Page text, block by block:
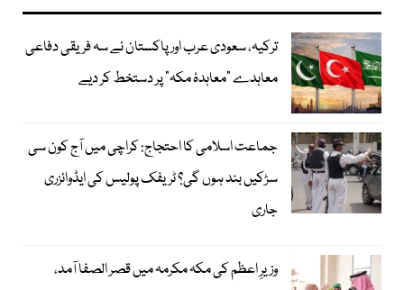
ترکیہ، سعودی عرب اور پاکستان نے سہ فریقی دفاعی
معاہدے "معاہدۂ مکہ" پر دستخط کر دیے
جماعت اسلامی کا احتجاج: کراچی میں آج کون سی
سڑکیں بند ہوں گی؟ ٹریفک پولیس کی ایڈوائزری
جاری
وزیرِ اعظم کی مکہ مکرمہ میں قصر الصفا آمد،